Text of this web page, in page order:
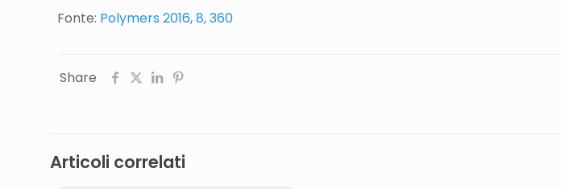
Fonte: Polymers 2016, 8, 360
Share
Articoli correlati